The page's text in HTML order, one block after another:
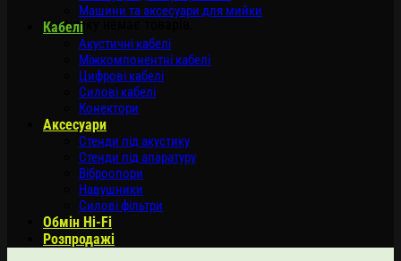
У кошику немає товарів.
Машини та аксесуари для мийки
Кабелі
Акустичні кабелі
Міжкомпонентні кабелі
Цифрові кабелі
Силові кабелі
Конектори
Аксесуари
Стенди під акустику
Стенди під апаратуру
Віброопори
Навушники
Силові фільтри
Обмін Hi-Fi
Розпродажі